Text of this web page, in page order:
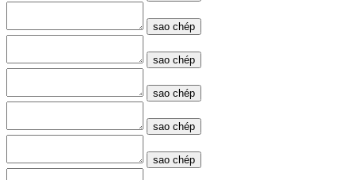
sao chép
sao chép
sao chép
sao chép
sao chép